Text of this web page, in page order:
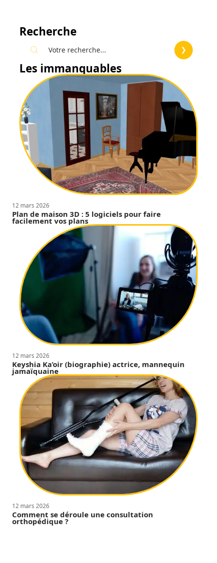
Recherche
Les immanquables
12 mars 2026
Plan de maison 3D : 5 logiciels pour faire
facilement vos plans
12 mars 2026
Keyshia Ka’oir (biographie) actrice, mannequin
jamaïquaine
12 mars 2026
Comment se déroule une consultation
orthopédique ?